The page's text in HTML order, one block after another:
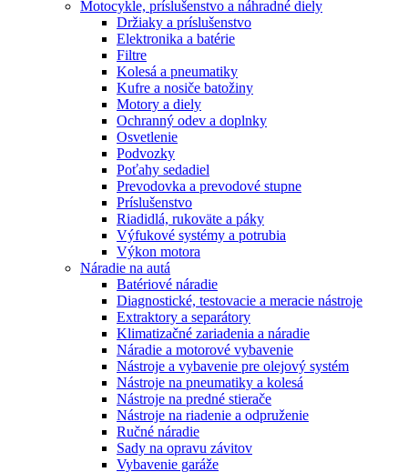
Motocykle, príslušenstvo a náhradné diely
Držiaky a príslušenstvo
Elektronika a batérie
Filtre
Kolesá a pneumatiky
Kufre a nosiče batožiny
Motory a diely
Ochranný odev a doplnky
Osvetlenie
Podvozky
Poťahy sedadiel
Prevodovka a prevodové stupne
Príslušenstvo
Riadidlá, rukoväte a páky
Výfukové systémy a potrubia
Výkon motora
Náradie na autá
Batériové náradie
Diagnostické, testovacie a meracie nástroje
Extraktory a separátory
Klimatizačné zariadenia a náradie
Náradie a motorové vybavenie
Nástroje a vybavenie pre olejový systém
Nástroje na pneumatiky a kolesá
Nástroje na predné stierače
Nástroje na riadenie a odpruženie
Ručné náradie
Sady na opravu závitov
Vybavenie garáže